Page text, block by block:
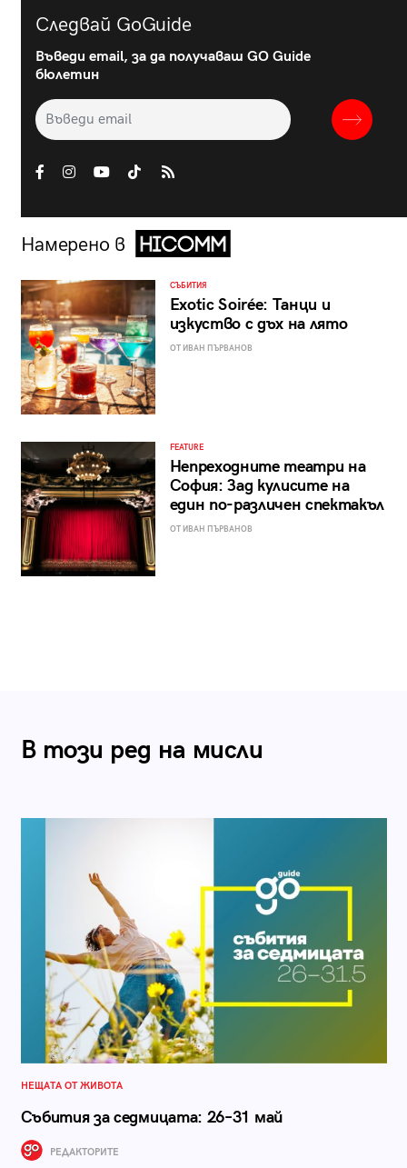
Следвай GoGuide
Въведи email, за да получаваш GO Guide
бюлетин
Намерено в
СЪБИТИЯ
Exotic Soirée: Танци и
изкуство с дъх на лято
ОТ ИВАН ПЪРВАНОВ
FEATURE
Непреходните театри на
София: Зад кулисите на
един по-различен спектакъл
ОТ ИВАН ПЪРВАНОВ
В този ред на мисли
НЕЩАТА ОТ ЖИВОТА
Събития за седмицата: 26–31 май
РЕДАКТОРИТЕ